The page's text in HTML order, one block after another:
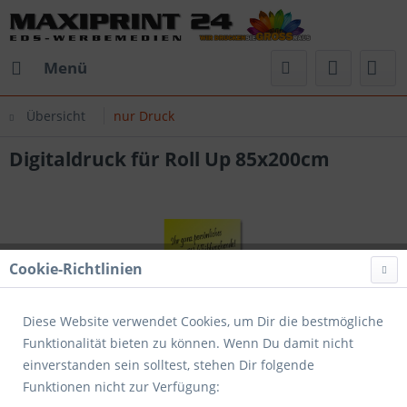
Menü
Übersicht nur Druck
Digitaldruck für Roll Up 85x200cm
Cookie-Richtlinien
Diese Website verwendet Cookies, um Dir die bestmögliche
Funktionalität bieten zu können. Wenn Du damit nicht
einverstanden sein solltest, stehen Dir folgende
Funktionen nicht zur Verfügung: